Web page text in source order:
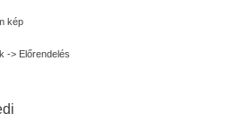
-> Előrendelés